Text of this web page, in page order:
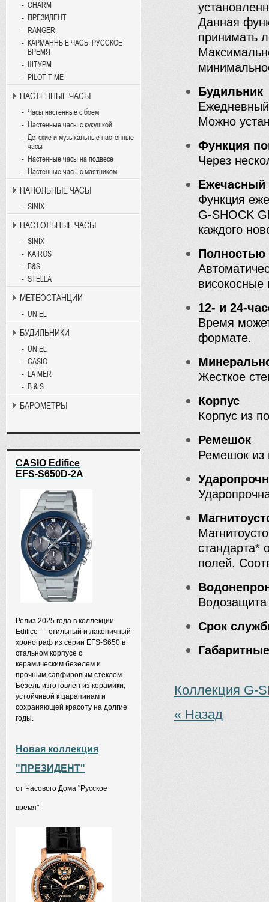
Данная
принимать
Будильник
Можно
Функция
Через
Ежечасный
Функция
G-SHOCK
каждого
Полностью
високосные
12- и 24-
Время
формате.
Жесткое
Корпус
Корпус из
Ремешок
Ремешок из
стандарта*
полей.
Срок
Коллекция G-
« Назад
CHARM
ПРЕЗИДЕНТ
RANGER
КАРМАННЫЕ ЧАСЫ РУССКОЕ
ВРЕМЯ
ШТУРМ
PILOT TIME
НАСТЕННЫЕ ЧАСЫ
Часы настенные с боем
Настенные часы с кукушкой
Детские и музыкальные настенные
часы
Настенные часы на подвесе
Настенные часы с маятником
НАПОЛЬНЫЕ ЧАСЫ
SINIX
НАСТОЛЬНЫЕ ЧАСЫ
SINIX
KAIROS
B&S
STELLA
МЕТЕОСТАНЦИИ
UNIEL
БУДИЛЬНИКИ
UNIEL
CASIO
LA MER
B & S
БАРОМЕТРЫ
CASIO Edifice
EFS-S650D-2A
Релиз 2025 года в коллекции
Edifice — стильный и лаконичный
хронограф из серии EFS-S650 в
стальном корпусе с
керамическим безелем и
прочным сапфировым стеклом.
Безель изготовлен из керамики,
устойчивой к царапинам и
сохраняющей красоту на долгие
годы.
Новая коллекция
"ПРЕЗИДЕНТ"
от Часового Дома "Русское
время"